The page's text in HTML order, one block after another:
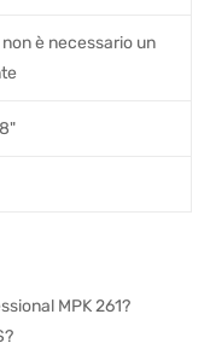
è necessario un
MPK 261?